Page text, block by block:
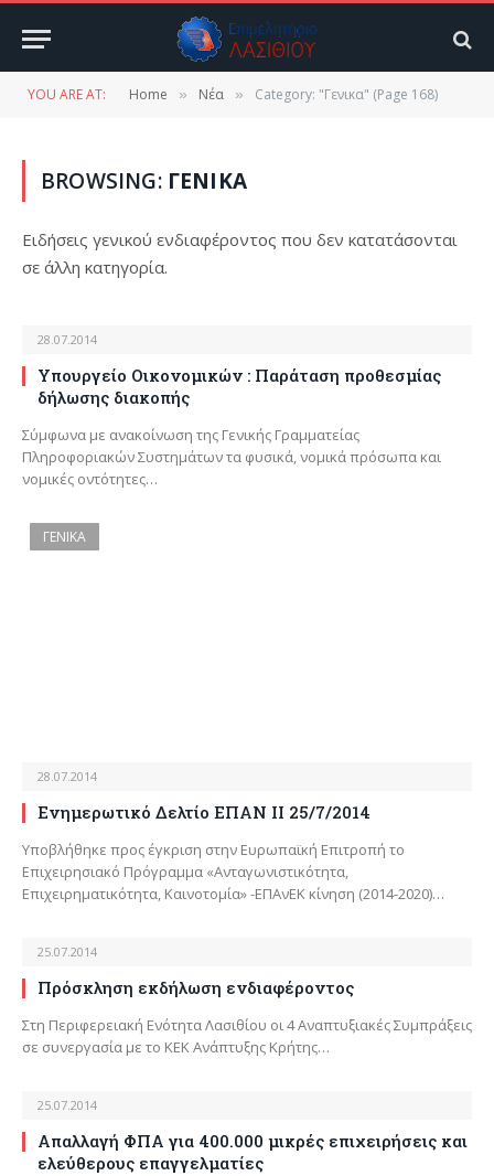
YOU ARE AT: Home » Νέα » Category: "Γενικα" (Page 168)
BROWSING: ΓΕΝΙΚΑ
Ειδήσεις γενικού ενδιαφέροντος που δεν κατατάσονται
σε άλλη κατηγορία.
28.07.2014
Υπουργείο Οικονομικών : Παράταση προθεσμίας
δήλωσης διακοπής
Σύμφωνα με ανακοίνωση της Γενικής Γραμματείας
Πληροφοριακών Συστημάτων τα φυσικά, νομικά πρόσωπα και
νομικές οντότητες…
ΓΕΝΙΚΑ
28.07.2014
Ενημερωτικό Δελτίο ΕΠΑΝ ΙΙ 25/7/2014
Υποβλήθηκε προς έγκριση στην Ευρωπαϊκή Επιτροπή το
Επιχειρησιακό Πρόγραμμα «Ανταγωνιστικότητα,
Επιχειρηματικότητα, Καινοτομία» -ΕΠΑνΕΚ κίνηση (2014-2020)…
25.07.2014
Πρόσκληση εκδήλωση ενδιαφέροντος
Στη Περιφερειακή Ενότητα Λασιθίου οι 4 Αναπτυξιακές Συμπράξεις
σε συνεργασία με το ΚΕΚ Ανάπτυξης Κρήτης…
25.07.2014
Απαλλαγή ΦΠΑ για 400.000 μικρές επιχειρήσεις και
ελεύθερους επαγγελματίες